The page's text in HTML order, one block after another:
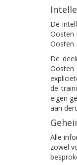
De
Oosten
Oosten
De
Oosten
de
eigen
aan
Alle
zowel